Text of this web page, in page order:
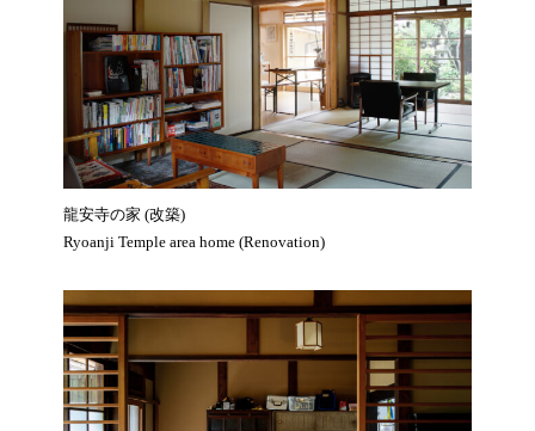
龍安寺の家 (改築)
Ryoanji Temple area home (Renovation)